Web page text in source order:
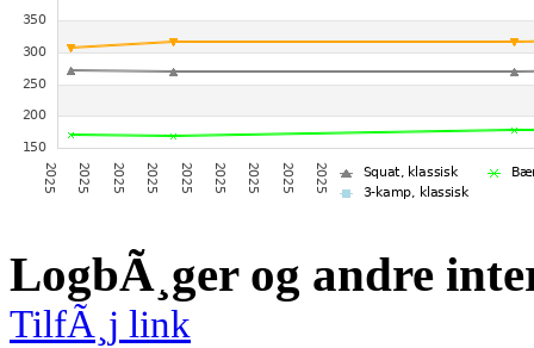
LogbÃ¸ger og andre
TilfÃ¸j link